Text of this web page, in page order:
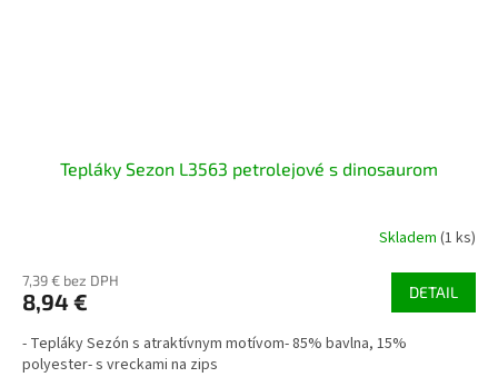
Tepláky Sezon L3563 petrolejové s dinosaurom
Skladem (1 ks)
7,39 € bez DPH
8,94 € DETAIL
- Tepláky Sezón s atraktívnym motívom- 85% bavlna, 15%
polyester- s vreckami na zips